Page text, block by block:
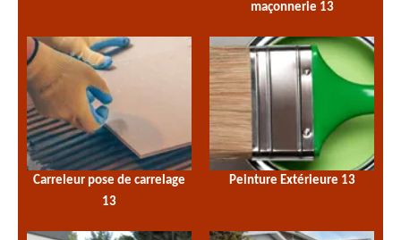
maçonnerie 13
Carreleur pose de carrelage
13
Peinture Extérieure 13